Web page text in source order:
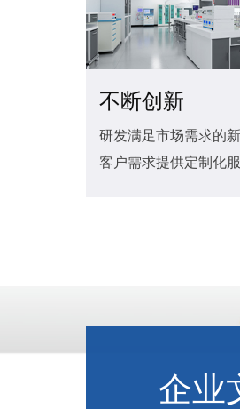
不断创新
研发满足市场需求的
客户需求提供定制化服
企业